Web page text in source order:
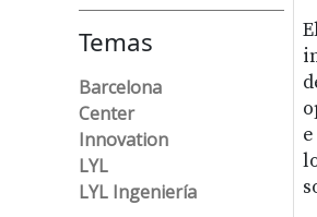
Temas
Barcelona
Center
Innovation
LYL
LYL Ingeniería